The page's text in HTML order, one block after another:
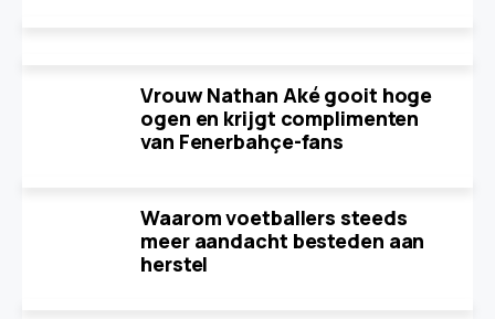
Vrouw Nathan Aké gooit hoge
ogen en krijgt complimenten
van Fenerbahçe-fans
Waarom voetballers steeds
meer aandacht besteden aan
herstel